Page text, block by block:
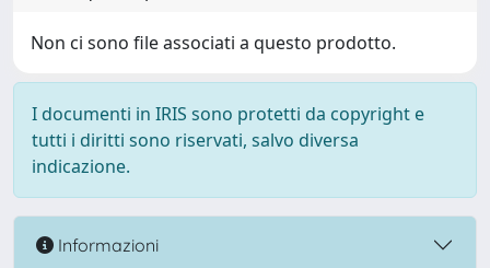
Non ci sono file associati a questo prodotto.
I documenti in IRIS sono protetti da copyright e
tutti i diritti sono riservati, salvo diversa
indicazione.
Informazioni